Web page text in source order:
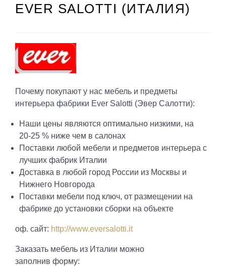
EVER SALOTTI (ИТАЛИЯ)
Почему покупают у нас мебель и предметы
интерьера фабрики Ever Salotti (Эвер Салотти):
Наши цены являются оптимально низкими, на
20-25 % ниже чем в салонах
Поставки любой мебели и предметов интерьера с
лучших фабрик Италии
Доставка в любой город России из Москвы и
Нижнего Новгорода
Поставки мебели под ключ, от размещении на
фабрике до установки сборки на объекте
оф. сайт: http://www.eversalotti.it
Заказать мебель из Италии можно
заполнив форму: